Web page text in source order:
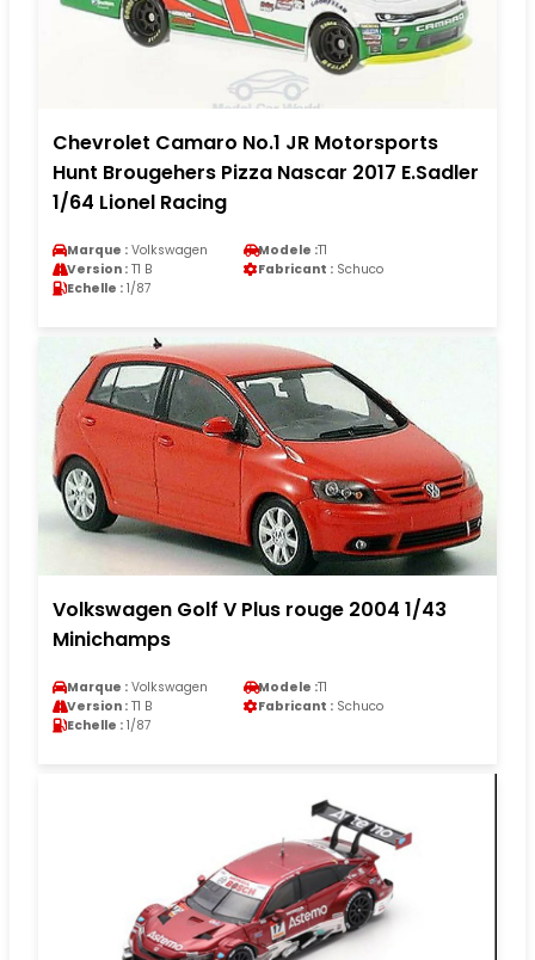
Chevrolet Camaro No.1 JR Motorsports
Hunt Brougehers Pizza Nascar 2017 E.Sadler
1/64 Lionel Racing
Marque : Volkswagen Modele :T1
Version : T1 B Fabricant : Schuco
Echelle : 1/87
Volkswagen Golf V Plus rouge 2004 1/43
Minichamps
Marque : Volkswagen Modele :T1
Version : T1 B Fabricant : Schuco
Echelle : 1/87